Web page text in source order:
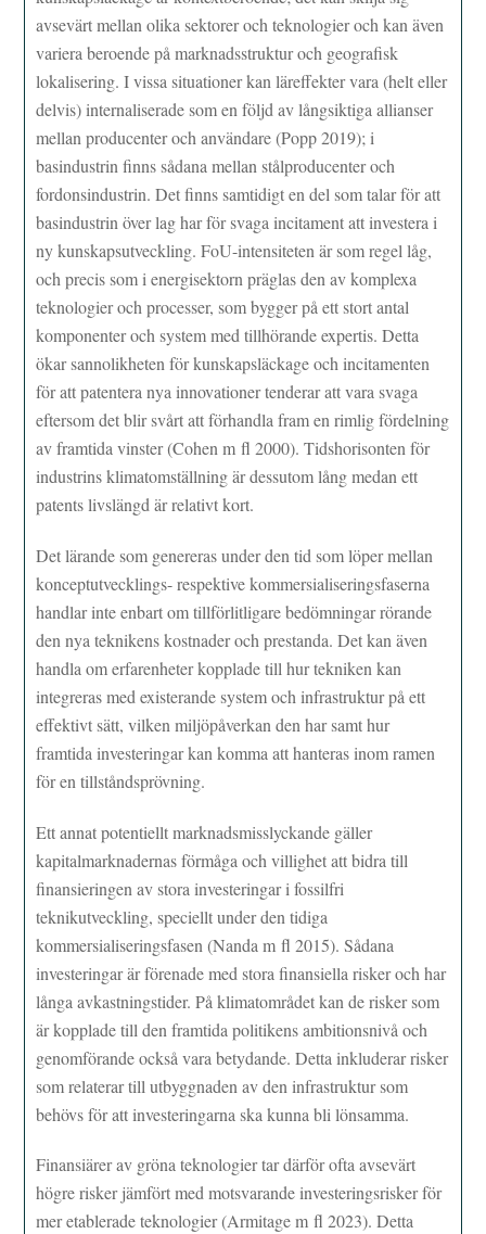
avsevärt mellan olika sektorer och teknologier och kan även
variera beroende på marknadsstruktur och geografisk
lokalisering. I vissa situationer kan läreffekter vara (helt eller
delvis) internaliserade som en följd av långsiktiga allianser
mellan producenter och användare (Popp 2019); i
basindustrin finns sådana mellan stålproducenter och
fordonsindustrin. Det finns samtidigt en del som talar för att
basindustrin över lag har för svaga incitament att investera i
ny kunskapsutveckling. FoU-intensiteten är som regel låg,
och precis som i energisektorn präglas den av komplexa
teknologier och processer, som bygger på ett stort antal
komponenter och system med tillhörande expertis. Detta
ökar sannolikheten för kunskapsläckage och incitamenten
för att patentera nya innovationer tenderar att vara svaga
eftersom det blir svårt att förhandla fram en rimlig fördelning
av framtida vinster (Cohen m fl 2000). Tidshorisonten för
industrins klimatomställning är dessutom lång medan ett
patents livslängd är relativt kort.
Det lärande som genereras under den tid som löper mellan
konceptutvecklings- respektive kommersialiseringsfaserna
handlar inte enbart om tillförlitligare bedömningar rörande
den nya teknikens kostnader och prestanda. Det kan även
handla om erfarenheter kopplade till hur tekniken kan
integreras med existerande system och infrastruktur på ett
effektivt sätt, vilken miljöpåverkan den har samt hur
framtida investeringar kan komma att hanteras inom ramen
för en tillståndsprövning.
Ett annat potentiellt marknadsmisslyckande gäller
kapitalmarknadernas förmåga och villighet att bidra till
finansieringen av stora investeringar i fossilfri
teknikutveckling, speciellt under den tidiga
kommersialiseringsfasen (Nanda m fl 2015). Sådana
investeringar är förenade med stora finansiella risker och har
långa avkastningstider. På klimatområdet kan de risker som
är kopplade till den framtida politikens ambitionsnivå och
genomförande också vara betydande. Detta inkluderar risker
som relaterar till utbyggnaden av den infrastruktur som
behövs för att investeringarna ska kunna bli lönsamma.
Finansiärer av gröna teknologier tar därför ofta avsevärt
högre risker jämfört med motsvarande investeringsrisker för
mer etablerade teknologier (Armitage m fl 2023). Detta